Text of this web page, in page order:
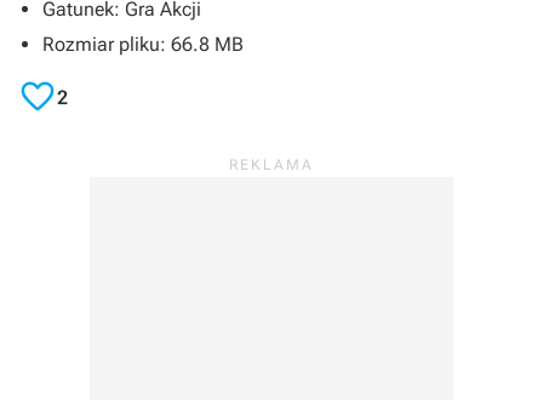
Gatunek: Gra Akcji
Rozmiar pliku: 66.8 MB
2